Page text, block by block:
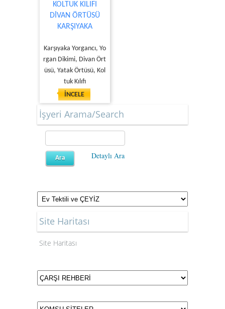
KOLTUK KILIFI
DİVAN ÖRTÜSÜ
KARŞIYAKA
Karşıyaka Yorgancı, Yo
rgan Dikimi, Divan Ört
üsü, Yatak Örtüsü, Kol
tuk Kılıfı
İNCELE
İşyeri Arama/Search
Detaylı Ara
Site Haritası
Site Haritası